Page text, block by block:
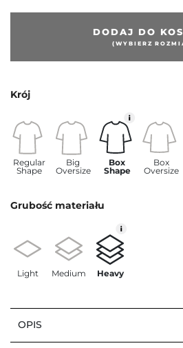
DODAJ DO
(WYBIERZ
Krój
Regular
Shape
Big
Oversize
Box
Shape
Box
Oversize
Grubość materiału
Light Medium Heavy
OPIS